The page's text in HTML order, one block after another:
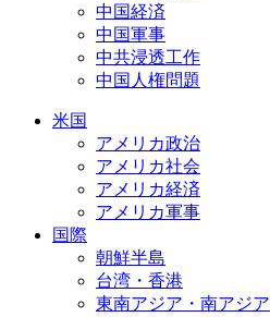
中国経済
中国軍事
中共浸透工作
中国人権問題
米国
アメリカ政治
アメリカ社会
アメリカ経済
アメリカ軍事
国際
朝鮮半島
台湾・香港
東南アジア・南アジア